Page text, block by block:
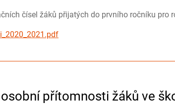
čísel žáků přijatých do prvního ročníku pro
přítomnosti žáků ve